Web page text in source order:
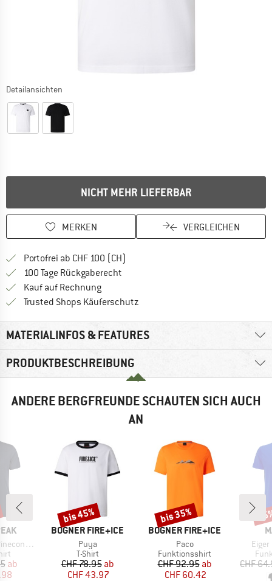
Detailansichten
NICHT MEHR LIEFERBAR
MERKEN VERGLEICHEN
Portofrei ab CHF 100 (CH)
100 Tage Rückgaberecht
Kauf auf RechnungFinde die Zahlungs-Infos hier! Öffnet
Trusted Shops Käuferschutz
MATERIALINFOS & FEATURES
PRODUKTBESCHREIBUNG
ANDERE BERGFREUNDE SCHAUTEN SICH AUCH
AN
II T-Shirt
Preis
ab
MARKE
BOGNER FIRE+ICE
Artikel
Puya
Produktgruppe
T-Shirt
Preis
CHF 78.95reduzierter Preis
ab
CHF 43.97
Rabatt
bis 45%
MARKE
BOGNER FIRE+ICE
Artikel
Paco
Produktgruppe
Funktionsshirt
Preis
CHF 92.95reduzierter Preis
ab
CHF 60.42
Rabatt
bis 35%
Eiger
CHF